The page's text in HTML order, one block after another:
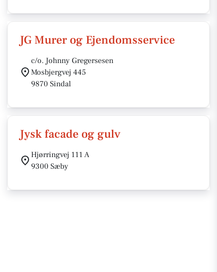
JG Murer og Ejendomsservice
c/o. Johnny Gregersesen
Mosbjergvej 445
9870 Sindal
Jysk facade og gulv
Hjørringvej 111 A
9300 Sæby